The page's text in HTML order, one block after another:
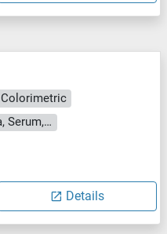
Colorimetric
Cell Culture Supernatant, Plasma, Serum, Tissue Homogenate
Details